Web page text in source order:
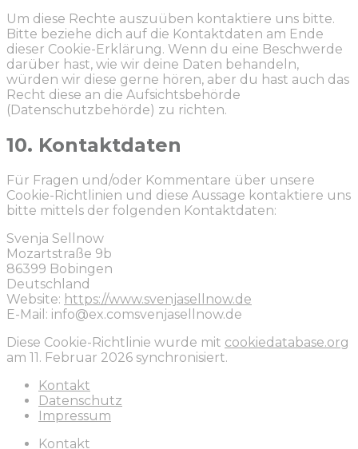
Um diese Rechte auszuüben kontaktiere uns bitte.
Bitte beziehe dich auf die Kontaktdaten am Ende
dieser Cookie-Erklärung. Wenn du eine Beschwerde
darüber hast, wie wir deine Daten behandeln,
würden wir diese gerne hören, aber du hast auch das
Recht diese an die Aufsichtsbehörde
(Datenschutzbehörde) zu richten.
10. Kontaktdaten
Für Fragen und/oder Kommentare über unsere
Cookie-Richtlinien und diese Aussage kontaktiere uns
bitte mittels der folgenden Kontaktdaten:
Svenja Sellnow
Mozartstraße 9b
86399 Bobingen
Deutschland
Website: https://www.svenjasellnow.de
E-Mail: info@ex.comsvenjasellnow.de
Diese Cookie-Richtlinie wurde mit cookiedatabase.org
am 11. Februar 2026 synchronisiert.
Kontakt
Datenschutz
Impressum
Kontakt